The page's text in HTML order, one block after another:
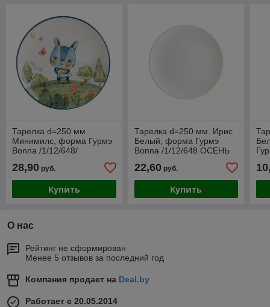
Тарелка d=250 мм.
Минимилс, форма Гурмэ
Bonna /1/12/648/
28,90 руб.
Купить
Тарелка d=250 мм. Ирис
Белый, форма Гурмэ
Bonna /1/12/648 ОСЕНЬ
22,60руб.
Купить
О нас
Рейтинг не сформирован
Менее 5 отзывов за последний год
Компания продает на Deal.by
Работает с 20.05.2014